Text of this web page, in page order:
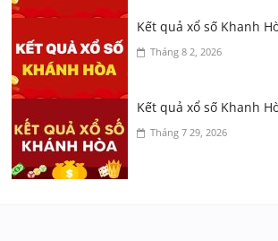
Kết quả xổ số Khanh
Tháng 8 2, 2026
Kết quả xổ số Khanh
Tháng 7 29, 2026